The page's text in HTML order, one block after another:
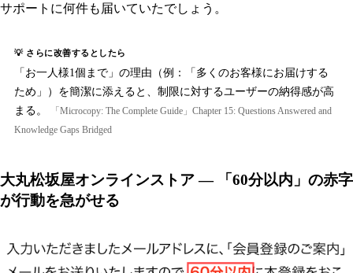
サポートに何件も届いていたでしょう。
💡 さらに改善するとしたら
「お一人様1個まで」の理由（例：「多くのお客様にお届けする
ため」）を簡潔に添えると、制限に対するユーザーの納得感が高
まる。
「Microcopy: The Complete Guide」Chapter 15: Questions Answered and
Knowledge Gaps Bridged
大丸松坂屋オンラインストア — 「60分以内」の赤字
が行動を急がせる